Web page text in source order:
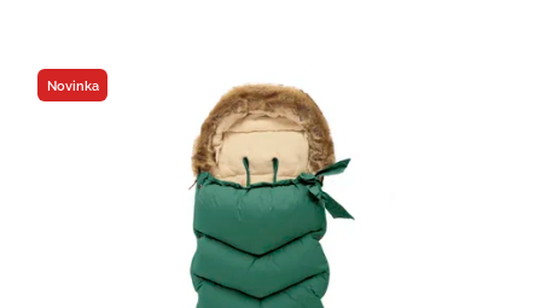
Nejprodávanější
Abecedně
Novinka